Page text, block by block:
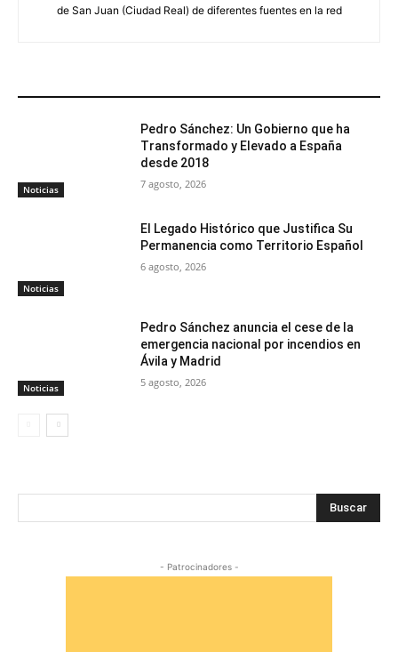
de San Juan (Ciudad Real) de diferentes fuentes en la red
Noticias
Pedro Sánchez: Un Gobierno que ha
Transformado y Elevado a España
desde 2018
7 agosto, 2026
Noticias
El Legado Histórico que Justifica Su
Permanencia como Territorio Español
6 agosto, 2026
Noticias
Pedro Sánchez anuncia el cese de la
emergencia nacional por incendios en
Ávila y Madrid
5 agosto, 2026
Buscar
- Patrocinadores -